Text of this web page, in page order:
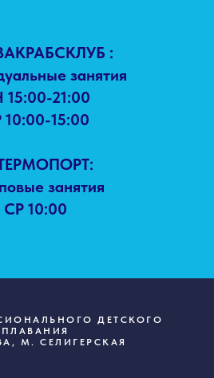
:
занятия
15:00-21:00
10:00-15:00
занятия
СР 10:00
ДЕТСКОГО
ПЛАВАНИЯ
М. СЕЛИГЕРСКАЯ